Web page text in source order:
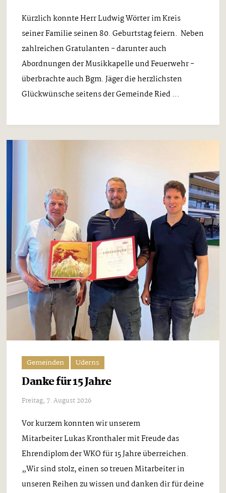
Kürzlich konnte Herr Ludwig Wörter im Kreis
seiner Familie seinen 80. Geburtstag feiern. Neben
zahlreichen Gratulanten - darunter auch
Abordnungen der Musikkapelle und Feuerwehr -
überbrachte auch Bgm. Jäger die herzlichsten
Glückwünsche seitens der Gemeinde Ried ...
Gemeinden Uderns
Danke für 15 Jahre
Freitag, 7. August 2026
Vor kurzem konnten wir unserem
Mitarbeiter Lukas Kronthaler mit Freude das
Ehrendiplom der WKO für 15 Jahre überreichen.
„Wir sind stolz, einen so treuen Mitarbeiter in
unseren Reihen zu wissen und danken dir für deine